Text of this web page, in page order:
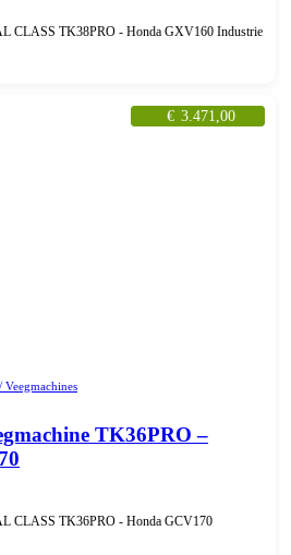
CLASS TK38PRO - Honda GXV160 Industrie
€ 3.471,00
TK36PRO –
CLASS TK36PRO - Honda GCV170